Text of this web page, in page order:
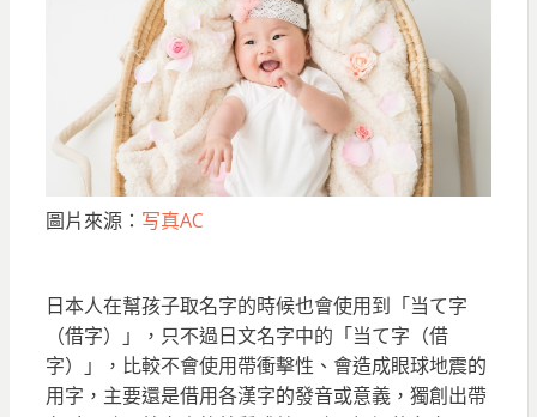
圖片來源： 写真AC
日本人在幫孩子取名字的時候也會使用到「当て字
（借字）」，只不過日文名字中的「当て字（借
字）」，比較不會使用帶衝擊性、會造成眼球地震的
用字，主要還是借用各漢字的發音或意義，獨創出帶